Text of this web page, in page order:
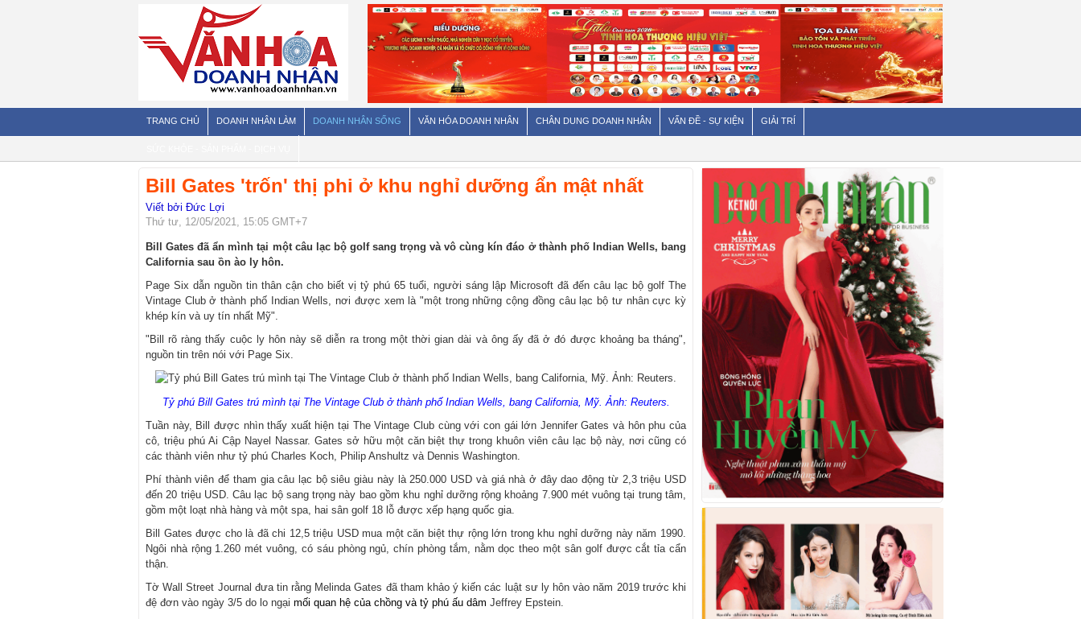
TRANG CHỦ DOANH NHÂN LÀM DOANH NHÂN SỐNG VĂN HÓA DOANH NHÂN CHÂN DUNG DOANH NHÂN VẤN ĐỀ - SỰ KIỆN GIẢI TRÍ
Bill Gates 'trốn' thị phi ở khu nghỉ dưỡng ẩn mật nhất
Viết bởi Đức Lợi
Thứ tư, 12/05/2021, 15:05 GMT+7
Bill Gates đã ẩn mình tại một câu lạc bộ golf sang trọng và vô cùng kín đáo ở thành phố Indian Wells, bang
California sau ồn ào ly hôn.
Page Six dẫn nguồn tin thân cận cho biết vị tỷ phú 65 tuổi, người sáng lập Microsoft đã đến câu lạc bộ golf The
Vintage Club ở thành phố Indian Wells, nơi được xem là "một trong những cộng đồng câu lạc bộ tư nhân cực kỳ
khép kín và uy tín nhất Mỹ".
"Bill rõ ràng thấy cuộc ly hôn này sẽ diễn ra trong một thời gian dài và ông ấy đã ở đó được khoảng ba tháng",
nguồn tin trên nói với Page Six.
Tỷ phú Bill Gates trú mình tại The Vintage Club ở thành phố Indian Wells, bang California, Mỹ. Ảnh: Reuters.
Tuần này, Bill được nhìn thấy xuất hiện tại The Vintage Club cùng với con gái lớn Jennifer Gates và hôn phu của
cô, triệu phú Ai Cập Nayel Nassar. Gates sở hữu một căn biệt thự trong khuôn viên câu lạc bộ này, nơi cũng có
các thành viên như tỷ phú Charles Koch, Philip Anshultz và Dennis Washington.
Phí thành viên để tham gia câu lạc bộ siêu giàu này là 250.000 USD và giá nhà ở đây dao động từ 2,3 triệu USD
đến 20 triệu USD. Câu lạc bộ sang trọng này bao gồm khu nghỉ dưỡng rộng khoảng 7.900 mét vuông tại trung tâm,
gồm một loạt nhà hàng và một spa, hai sân golf 18 lỗ được xếp hạng quốc gia.
Bill Gates được cho là đã chi 12,5 triệu USD mua một căn biệt thự rộng lớn trong khu nghỉ dưỡng này năm 1990.
Ngôi nhà rộng 1.260 mét vuông, có sáu phòng ngủ, chín phòng tắm, nằm dọc theo một sân golf được cắt tỉa cẩn
thận.
Tờ Wall Street Journal đưa tin rằng Melinda Gates đã tham khảo ý kiến các luật sư ly hôn vào năm 2019 trước khi
đệ đơn vào ngày 3/5 do lo ngại mối quan hệ của chồng và tỷ phú ấu dâm Jeffrey Epstein.